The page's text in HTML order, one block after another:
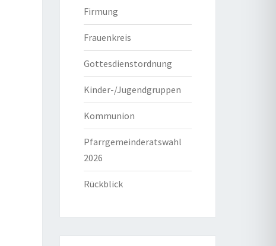
Firmung
Frauenkreis
Gottesdienstordnung
Kinder-/Jugendgruppen
Kommunion
Pfarrgemeinderatswahl
2026
Rückblick